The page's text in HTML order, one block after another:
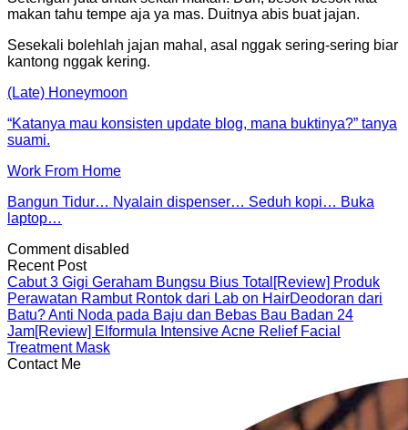
makan tahu tempe aja ya mas. Duitnya abis buat jajan.
Sesekali bolehlah jajan mahal, asal nggak sering-sering biar
kantong nggak kering.
(Late) Honeymoon
“Katanya mau konsisten update blog, mana buktinya?” tanya
suami.
Work From Home
Bangun Tidur… Nyalain dispenser… Seduh kopi… Buka
laptop…
Comment disabled
Recent Post
Cabut 3 Gigi Geraham Bungsu Bius Total [Review] Produk
Perawatan Rambut Rontok dari Lab on HairDeodoran dari
Batu? Anti Noda pada Baju dan Bebas Bau Badan 24
Jam[Review] Elformula Intensive Acne Relief Facial
Treatment Mask
Contact Me